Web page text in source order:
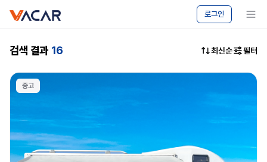
로그인
메뉴 보기
마켓
캠핑카
승용차
매매
검색 결과 16 최신순 필터
중고